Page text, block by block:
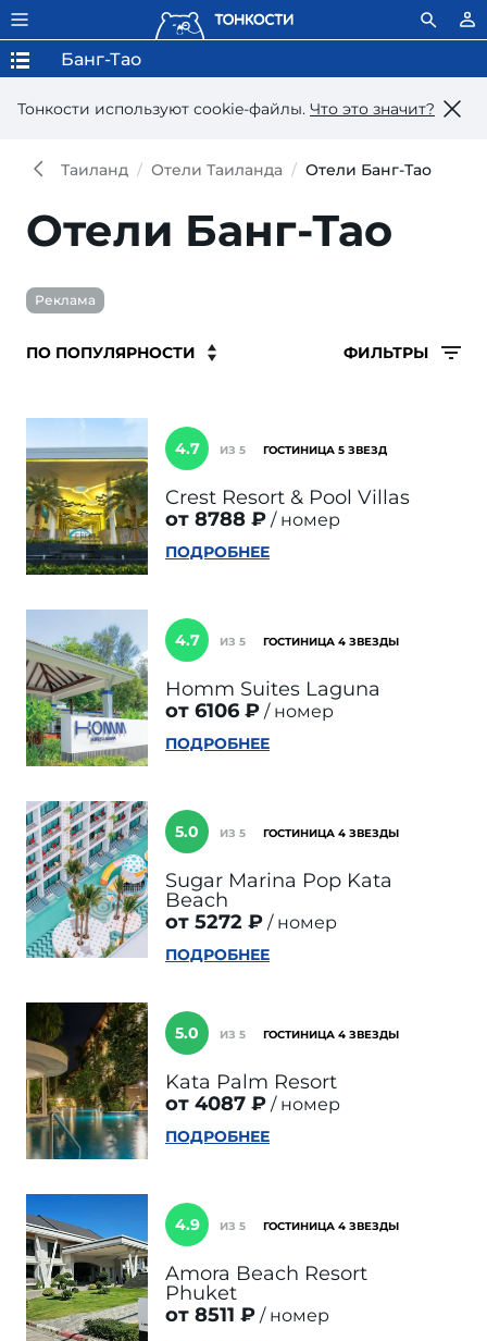
Тонкости используют сookie-файлы. Что это значит?
Банг-Тао
Таиланд Отели Таиланда Отели Банг-Тао
Отели Банг-Тао
Реклама
ФИЛЬТРЫ
4.7 ИЗ 5 ГОСТИНИЦА 5 ЗВЕЗД
Crest Resort & Pool Villas
от 8788 ₽
номер
ПОДРОБНЕЕ
4.7 ИЗ 5 ГОСТИНИЦА 4 ЗВЕЗДЫ
Homm Suites Laguna
от 6106 ₽
номер
ПОДРОБНЕЕ
5.0 ИЗ 5 ГОСТИНИЦА 4 ЗВЕЗДЫ
Sugar Marina Pop Kata
Beach
от 5272 ₽
номер
ПОДРОБНЕЕ
5.0 ИЗ 5 ГОСТИНИЦА 4 ЗВЕЗДЫ
Kata Palm Resort
от 4087 ₽
номер
ПОДРОБНЕЕ
4.9 ИЗ 5 ГОСТИНИЦА 4 ЗВЕЗДЫ
Amora Beach Resort
Phuket
от 8511 ₽
номер